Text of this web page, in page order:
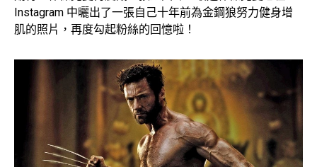
Instagram 中曬出了一張自己十年前為金鋼狼努力健身增
肌的照片，再度勾起粉絲的回憶啦！